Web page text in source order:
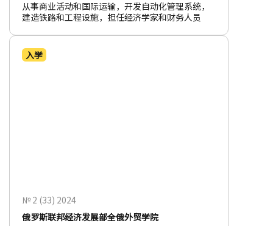
从事商业活动和国际运输，开发自动化管理系统，
建造铁路和工程设施，担任经济学家和财务人员
入学
№ 2 (33) 2024
俄罗斯联邦经济发展部全俄外贸学院